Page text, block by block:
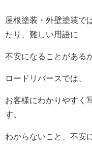
屋根塗装・外壁塗装で
たり、難しい用語に
不安になることがある
ロードリバースでは、
お客様にわかりやすく
す。
わからないこと、不安